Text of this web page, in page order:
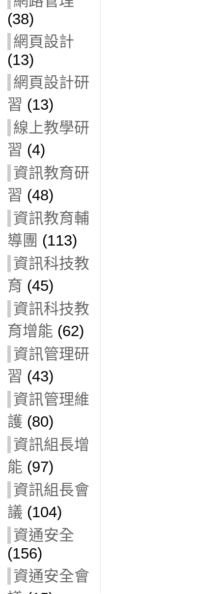
(38)
網頁設計
(13)
網頁設計研
習 (13)
線上教學研
習 (4)
資訊教育研
習 (48)
資訊教育輔
導團 (113)
資訊科技教
育 (45)
資訊科技教
育增能 (62)
資訊管理研
習 (43)
資訊管理維
護 (80)
資訊組長增
能 (97)
資訊組長會
議 (104)
資通安全
(156)
資通安全會